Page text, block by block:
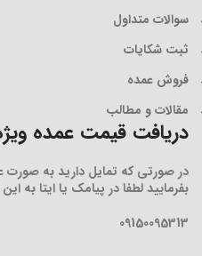
سوالات متداول
ثبت شکایات
فروش عمده
مقالات و مطالب
دریافت قیمت عمده
در صورتی که تمایل دارید به
بفرمایید لطفا در پیامک یا ایتا به
09150095313